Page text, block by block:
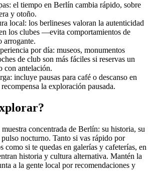
el tiempo en Berlín cambia rápido, sobre
y otoño.
local: los berlineses valoran la autenticidad
los clubes —evita comportamientos de
arrogante.
por día: museos, monumentos
de club son más fáciles si reservas un
con antelación.
incluye pausas para café o descanso en
la exploración pausada.
concentrada de Berlín: su historia, su
nocturno. Tanto si vas rápido por
como si te quedas en galerías y cafeterías, en
historia y cultura alternativa. Mantén la
a la gente local por recomendaciones y